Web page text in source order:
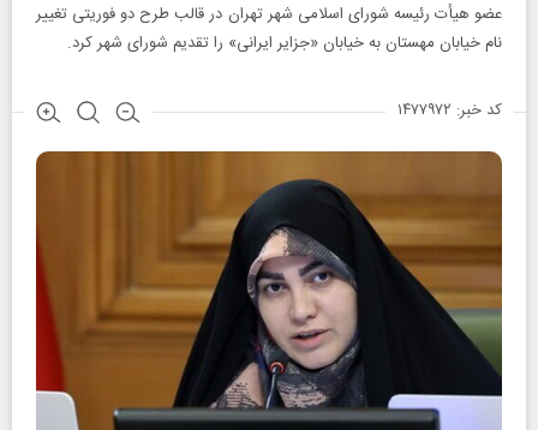
عضو هیأت رئیسه شورای اسلامی شهر تهران در قالب طرح دو فوریتی تغییر
نام خیابان مهستان به خیابان «جزایر ایرانی» را تقدیم شورای شهر کرد.
کد خبر: ۱۴۷۷۹۷۲